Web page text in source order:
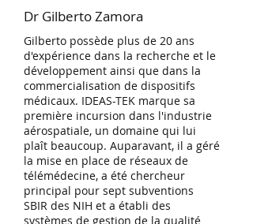
Dr Gilberto Zamora
Gilberto possède plus de 20 ans
d'expérience dans la recherche et le
développement ainsi que dans la
commercialisation de dispositifs
médicaux. IDEAS-TEK marque sa
première incursion dans l'industrie
aérospatiale, un domaine qui lui
plaît beaucoup. Auparavant, il a géré
la mise en place de réseaux de
télémédecine, a été chercheur
principal pour sept subventions
SBIR des NIH et a établi des
systèmes de gestion de la qualité